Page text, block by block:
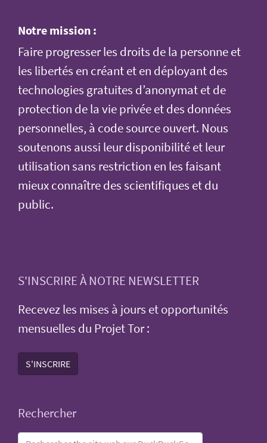
Notre mission :
Faire progresser les droits de la personne et
les libertés en créant et en déployant des
technologies gratuites d’anonymat et de
protection de la vie privée et des données
personnelles, à code source ouvert. Nous
soutenons aussi leur disponibilité et leur
utilisation sans restriction en les faisant
mieux connaître des scientifiques et du
public.
S'INSCRIRE À NOTRE NEWSLETTER
Recevez les mises à jours et opportunités
mensuelles du Projet Tor :
S'INSCRIRE
Rechercher